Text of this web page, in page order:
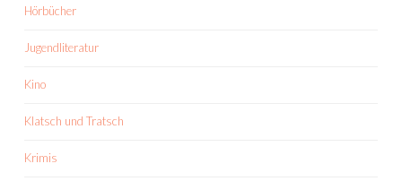
Hörbücher
Jugendliteratur
Kino
Klatsch und Tratsch
Krimis